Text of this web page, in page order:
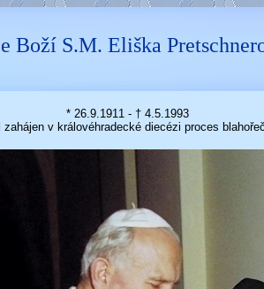
Boží S.M. Eliška
* 26.9.1911 - † 4.5.1993
zahájen v královéhradecké diecézi proces